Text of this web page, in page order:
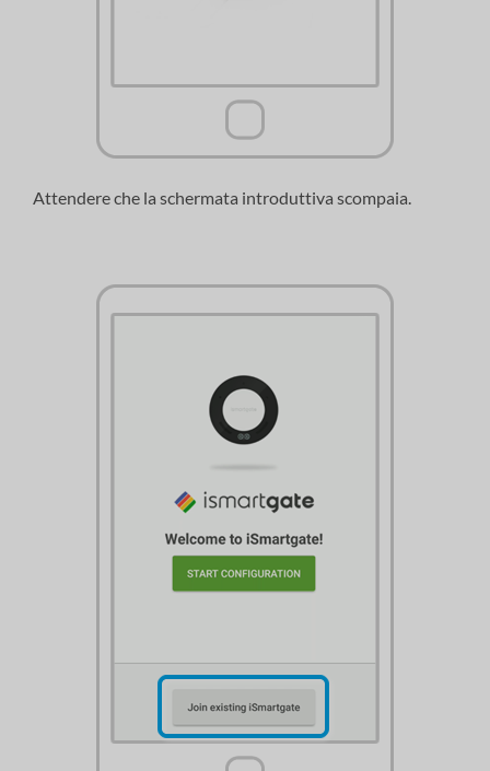
Attendere che la schermata introduttiva scompaia.